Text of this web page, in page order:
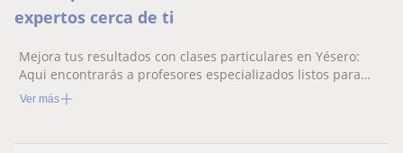
expertos cerca de ti
Mejora tus resultados con clases particulares en Yésero:
Aqui encontrarás a profesores especializados listos para
ayudarte.
Ver más